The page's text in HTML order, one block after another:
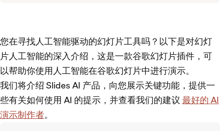
您在寻找人工智能驱动的幻灯片工具吗？以下是对幻灯
片人工智能的深入介绍，这是一款谷歌幻灯片插件，可
以帮助你使用人工智能在谷歌幻灯片中进行演示。
我们将介绍 Slides AI 产品，向您展示关键功能，提供一
些有关如何使用 AI 的提示，并查看我们的建议最好的 AI
演示制作者。